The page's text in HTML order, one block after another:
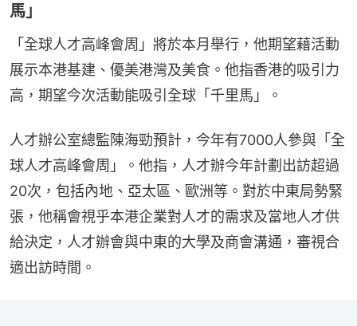
馬」
「全球人才高峰會周」將於本月舉行，他期望藉活動
展示本港基建、優美港灣及美食。他指香港的吸引力
高，期望今次活動能吸引全球「千里馬」。
人才辦公室總監陳海勁預計，今年有7000人參與「全
球人才高峰會周」。他指，人才辦今年計劃出訪超過
20次，包括內地、亞太區、歐洲等。對於中東局勢緊
張，他稱會視乎本港企業對人才的需求及當地人才供
給決定，人才辦會與中東的大學及商會溝通，審視合
適出訪時間。